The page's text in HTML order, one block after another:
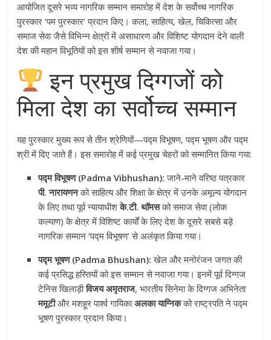
आयोजित दूसरे भव्य नागरिक सम्मान समारोह में देश के सर्वोच्च नागरिक
पुरस्कार ‘पम पुरस्कार’ प्रदान किए। कला, साहित्य, खेल, चिकित्सा और
समाज सेवा जैसे विभिन्न क्षेत्रों में असाधारण और विशिष्ट योगदान देने वाली
देश की महान विभूतियों को इस शीर्ष सम्मान से नवाजा गया।
इन प्रमुख दिग्गजों को
मिला देश का सर्वोच्च सम्मान
यह पुरस्कार मुख्य रूप से तीन श्रेणियों—पद्म विभूषण, पद्म भूषण और पद्म
श्री में दिए जाते हैं। इस समारोह में कई प्रमुख चेहरों को सम्मानित किया गया:
पद्म विभूषण (Padma Vibhushan): जाने-माने वरिष्ठ पत्रकार
पी. नारायणनको साहित्य और शिक्षा के क्षेत्र में उनके अमूल्य योगदान
के लिए तथा पूर्व न्यायाधीशके.टी. थॉमसको समाज सेवा (लोक
कल्याण) के क्षेत्र में विशिष्ट कार्यों के लिए देश के दूसरे सबसे बड़े
नागरिक सम्मान ‘पद्म विभूषण’ से अलंकृत किया गया।
पद्म भूषण (Padma Bhushan): खेल और मनोरंजन जगत की
कई प्रसिद्ध हस्तियों को इस सम्मान से नवाजा गया। इनमें पूर्व दिग्गज
टेनिस खिलाड़ीविजय अमृतराज, भारतीय सिनेमा के दिग्गज अभिनेता
ममूटीऔर मशहूर पार्श्व गायिकाअलका याग्निकको राष्ट्रपति ने पद्म
भूषण पुरस्कार प्रदान किया।